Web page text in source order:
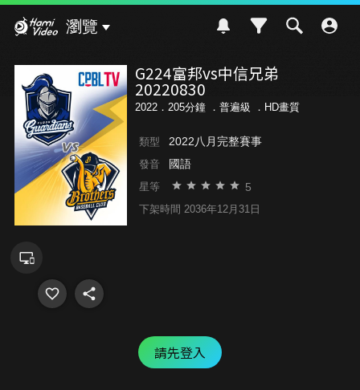
瀏覽
G224富邦vs中信兄弟
20220830
2022．205分鐘 ． 普遍級 ．HD畫質
類型 2022八月完整賽事
發音 國語
星等 5
下架時間 2036年12月31日
請先登入